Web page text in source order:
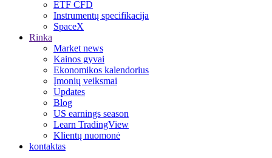
ETF CFD
Instrumentų specifikacija
SpaceX
Rinka
Market news
Kainos gyvai
Ekonomikos kalendorius
Įmonių veiksmai
Updates
Blog
US earnings season
Learn TradingView
Klientų nuomonė
kontaktas